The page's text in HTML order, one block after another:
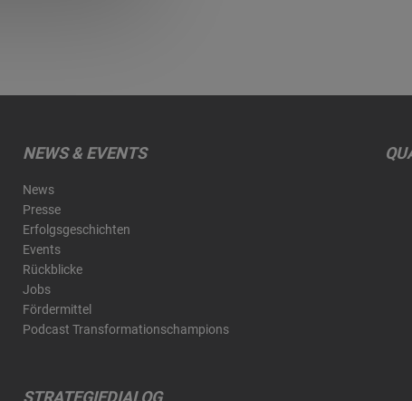
NEWS & EVENTS
News
Presse
Erfolgsgeschichten
Events
Rückblicke
Jobs
Fördermittel
Podcast Transformationschampions
STRATEGIEDIALOG